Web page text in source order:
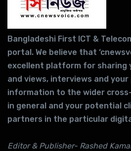
Bangladeshi First ICT &
portal. We believe that
excellent platform for sharing
and views, interviews and
information to the wider
in general and your potential
partners in the particular
Editor & Publisher- Rashed